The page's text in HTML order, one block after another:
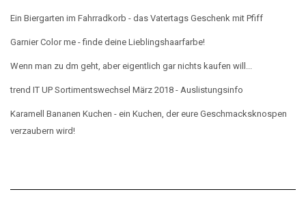
Ein Biergarten im Fahrradkorb - das Vatertags Geschenk mit Pfiff
Garnier Color me - finde deine Lieblingshaarfarbe!
Wenn man zu dm geht, aber eigentlich gar nichts kaufen will...
trend IT UP Sortimentswechsel März 2018 - Auslistungsinfo
Karamell Bananen Kuchen - ein Kuchen, der eure Geschmacksknospen
verzaubern wird!